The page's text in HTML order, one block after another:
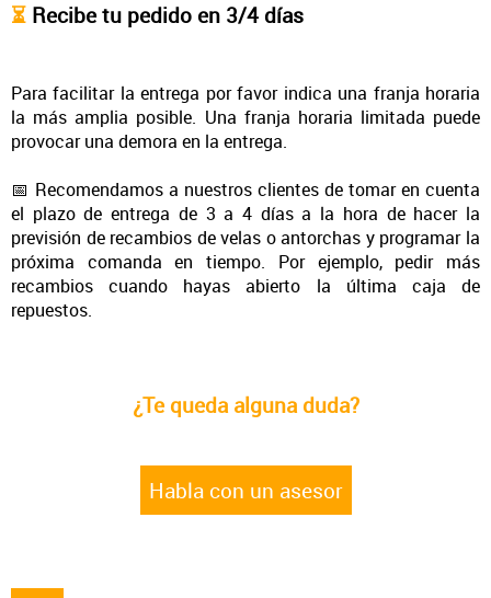
⏳ Recibe tu pedido en 3/4 días
Para facilitar la entrega por favor indica una franja horaria
la más amplia posible. Una franja horaria limitada puede
provocar una demora en la entrega.
📅 Recomendamos a nuestros clientes de tomar en cuenta
el plazo de entrega de 3 a 4 días a la hora de hacer la
previsión de recambios de velas o antorchas y programar la
próxima comanda en tiempo. Por ejemplo, pedir más
recambios cuando hayas abierto la última caja de
repuestos.
¿Te queda alguna duda?
Habla con un asesor